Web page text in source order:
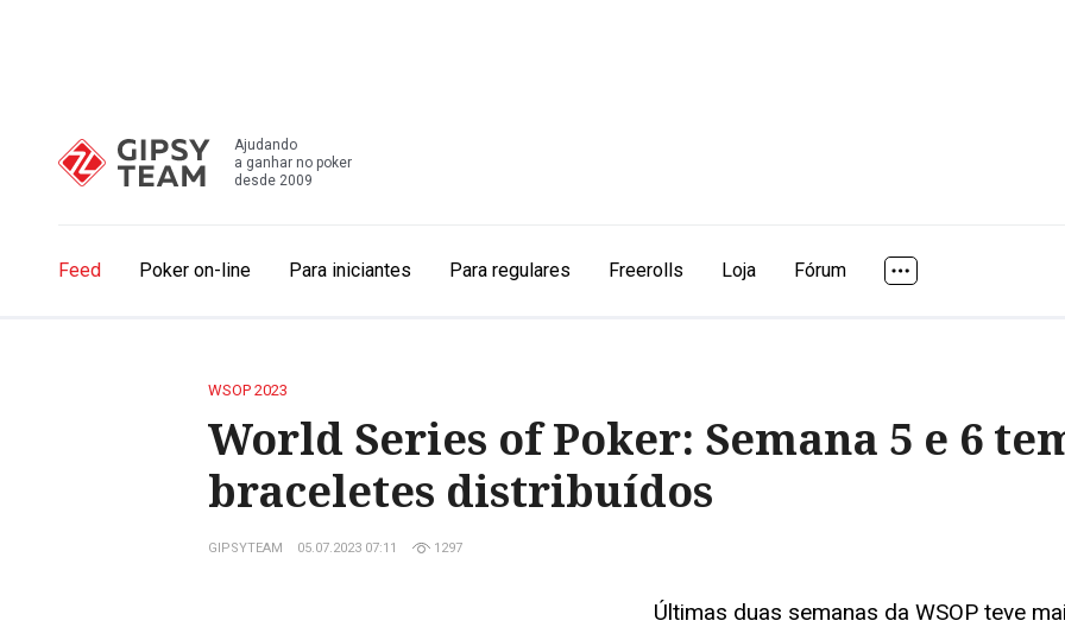
Ajudando
a ganhar no poker
desde 2009
Feed Poker on-line Para iniciantes Para regulares Freerolls Loja Fórum
WSOP 2023
World Series of Poker: Semana 5 e 6
braceletes distribuídos
GIPSYTEAM 05.07.2023 07:11 1297
Últimas duas semanas da WSOP teve